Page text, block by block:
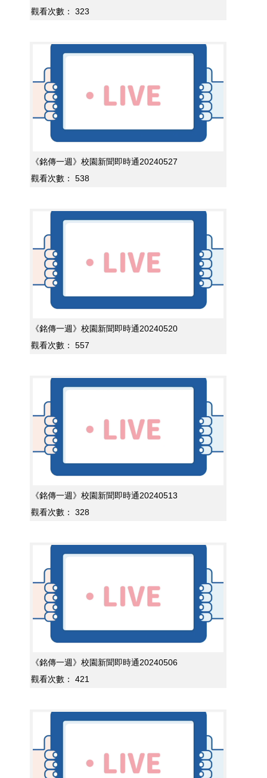
觀看次數：
323
《銘傳一週》校園新聞即時通20240527
觀看次數：
538
《銘傳一週》校園新聞即時通20240520
觀看次數：
557
《銘傳一週》校園新聞即時通20240513
觀看次數：
328
《銘傳一週》校園新聞即時通20240506
觀看次數：
421